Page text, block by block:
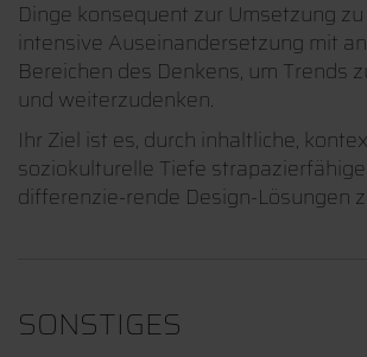
Dinge konsequent zur Umsetzung
intensive Auseinandersetzung mit
Bereichen des Denkens, um Trends
und weiterzudenken.
Ihr Ziel ist es, durch inhaltliche,
soziokulturelle Tiefe
differenzie-rende Design-Lösungen
SONSTIGES